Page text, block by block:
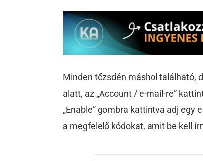
Minden tőzsdén máshol található,
alatt, az „Account / e-mail-re”
„Enable” gombra kattintva adj egy
a megfelelő kódokat, amit be kell